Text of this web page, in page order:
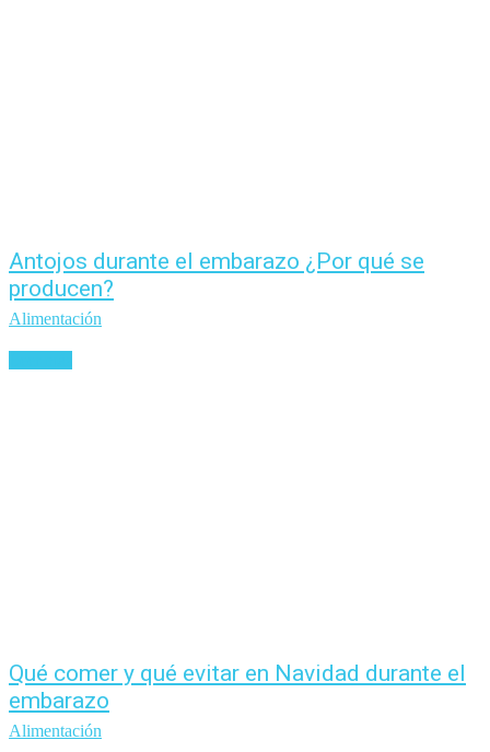
Antojos durante el embarazo ¿Por qué se
producen?
Alimentación
Qué comer y qué evitar en Navidad durante el
embarazo
Alimentación